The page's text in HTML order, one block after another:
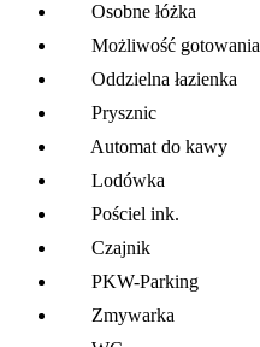
Osobne łóżka
Możliwość gotowania
Oddzielna łazienka
Prysznic
Automat do kawy
Lodówka
Pościel ink.
Czajnik
PKW-Parking
Zmywarka